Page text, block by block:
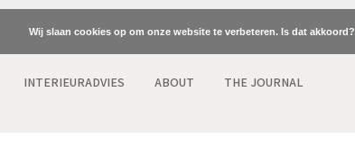
INTERIEURADVIES ABOUT THE JOURNAL
Wij slaan cookies op om onze website te verbeteren. Is dat akkoord?